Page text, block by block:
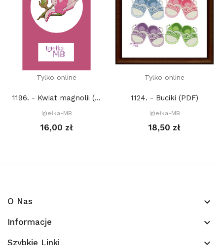
Tylko online
1196. - Kwiat magnolii (PDF)
Igiełka-MB
16,00 zł
Tylko online
1124. - Buciki (PDF)
Igiełka-MB
18,50 zł
O Nas keyboard_arrow_down
Informacje keyboard_arrow_down
Szybkie Linki